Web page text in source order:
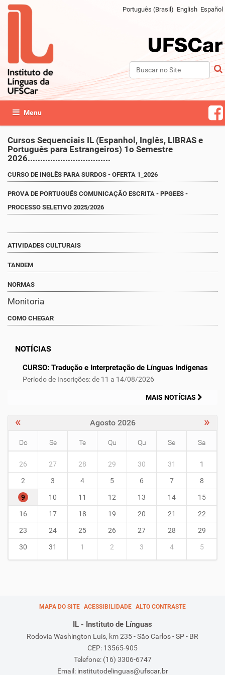
Busca
Busca Avançada…
Português (Brasil) English Español
Toggle navigation
Cursos Sequenciais IL (Espanhol, Inglês, LIBRAS e
Português para Estrangeiros) 1o Semestre
2026.................................
CURSO DE INGLÊS PARA SURDOS - OFERTA 1_2026
PROVA DE PORTUGUÊS COMUNICAÇÃO ESCRITA - PPGEES -
PROCESSO SELETIVO 2025/2026
ATIVIDADES CULTURAIS
TANDEM
NORMAS
Monitoria
COMO CHEGAR
NOTÍCIAS
CURSO: Tradução e Interpretação de Línguas Indígenas
Período de Inscrições: de 11 a 14/08/2026
MAIS NOTÍCIAS
« Agosto 2026 »
t
Do Se Te Qu Qu Se Sa
26 27 28 29 30 31 1
2 3 4 5 6 7 8
9 10 11 12 13 14 15
16 17 18 19 20 21 22
23 24 25 26 27 28 29
30 31 1 2 3 4 5
MAPA DO SITE ACESSIBILIDADE ALTO CONTRASTE
IL - Instituto de Línguas
Rodovia Washington Luis, km 235 - São Carlos - SP - BR
CEP: 13565-905
Telefone: (16) 3306-6747
Email: institutodelinguas@ufscar.br